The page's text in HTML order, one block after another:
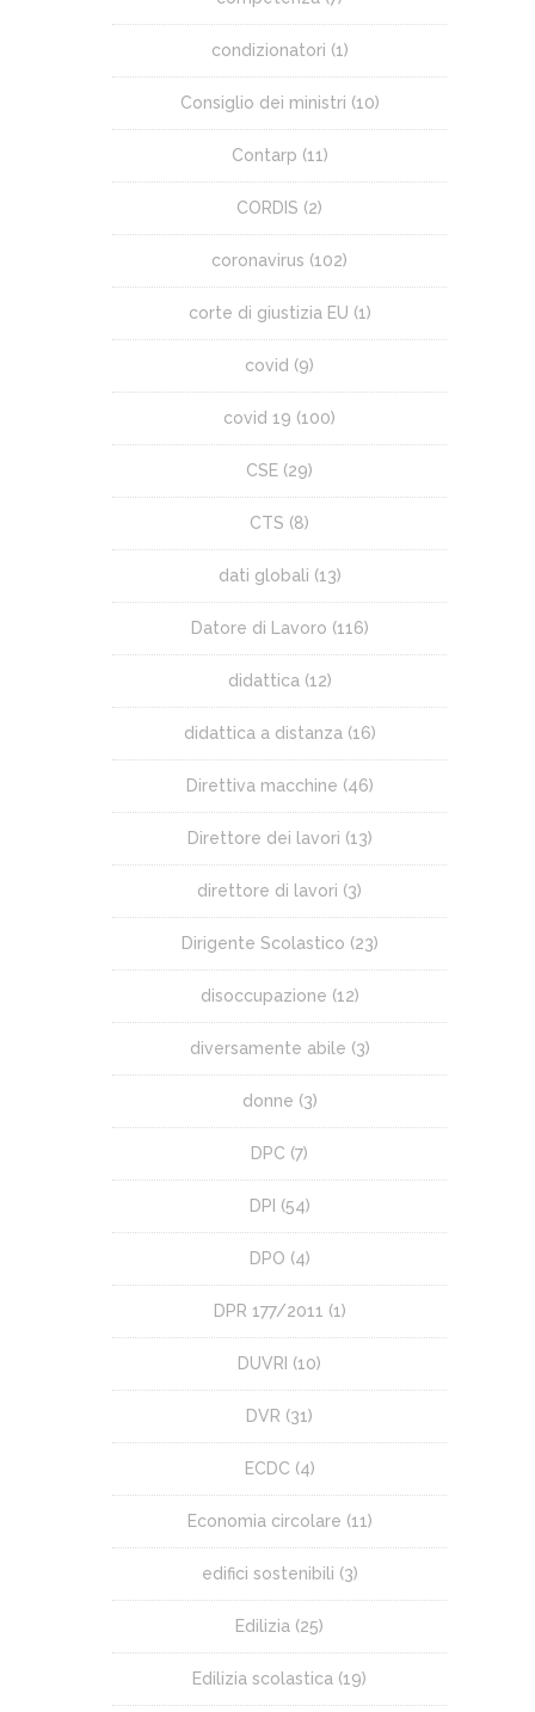
condizionatori (1)
Consiglio dei ministri (10)
Contarp (11)
CORDIS (2)
coronavirus (102)
corte di giustizia EU (1)
covid (9)
covid 19 (100)
CSE (29)
CTS (8)
dati globali (13)
Datore di Lavoro (116)
didattica (12)
didattica a distanza (16)
Direttiva macchine (46)
Direttore dei lavori (13)
direttore di lavori (3)
Dirigente Scolastico (23)
disoccupazione (12)
diversamente abile (3)
donne (3)
DPC (7)
DPI (54)
DPO (4)
DPR 177/2011 (1)
DUVRI (10)
DVR (31)
ECDC (4)
Economia circolare (11)
edifici sostenibili (3)
Edilizia (25)
Edilizia scolastica (19)